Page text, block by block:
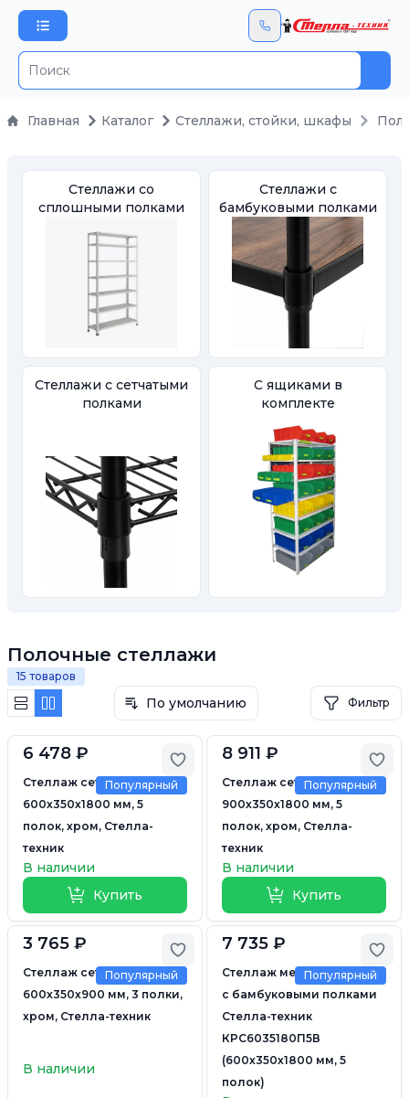
Главная Каталог Стеллажи, стойки, шкафы
Стеллажи со
сплошными полками
Стеллажи с
бамбуковыми полками
Стеллажи с сетчатыми
полками
С ящиками в
комплекте
Полочные стеллажи
15 товаров
По умолчанию Фильтр
Добавить в избранное
Популярный
6 478 ₽
Стеллаж сетчатый
600х350х1800 мм, 5
полок, хром, Стелла-
техник
В наличии
Купить
Популярный
8 911 ₽
Стеллаж сетчатый
900х350х1800 мм, 5
полок, хром, Стелла-
техник
В наличии
Купить
Добавить в избранное
Популярный
3 765 ₽
Стеллаж сетчатый
600х350х900 мм, 3 полки,
хром, Стелла-техник
В наличии
Популярный
7 735 ₽
Стеллаж металлический
с бамбуковыми полками
Стелла-техник
КРС6035180П5В
(600х350х1800 мм, 5
полок)